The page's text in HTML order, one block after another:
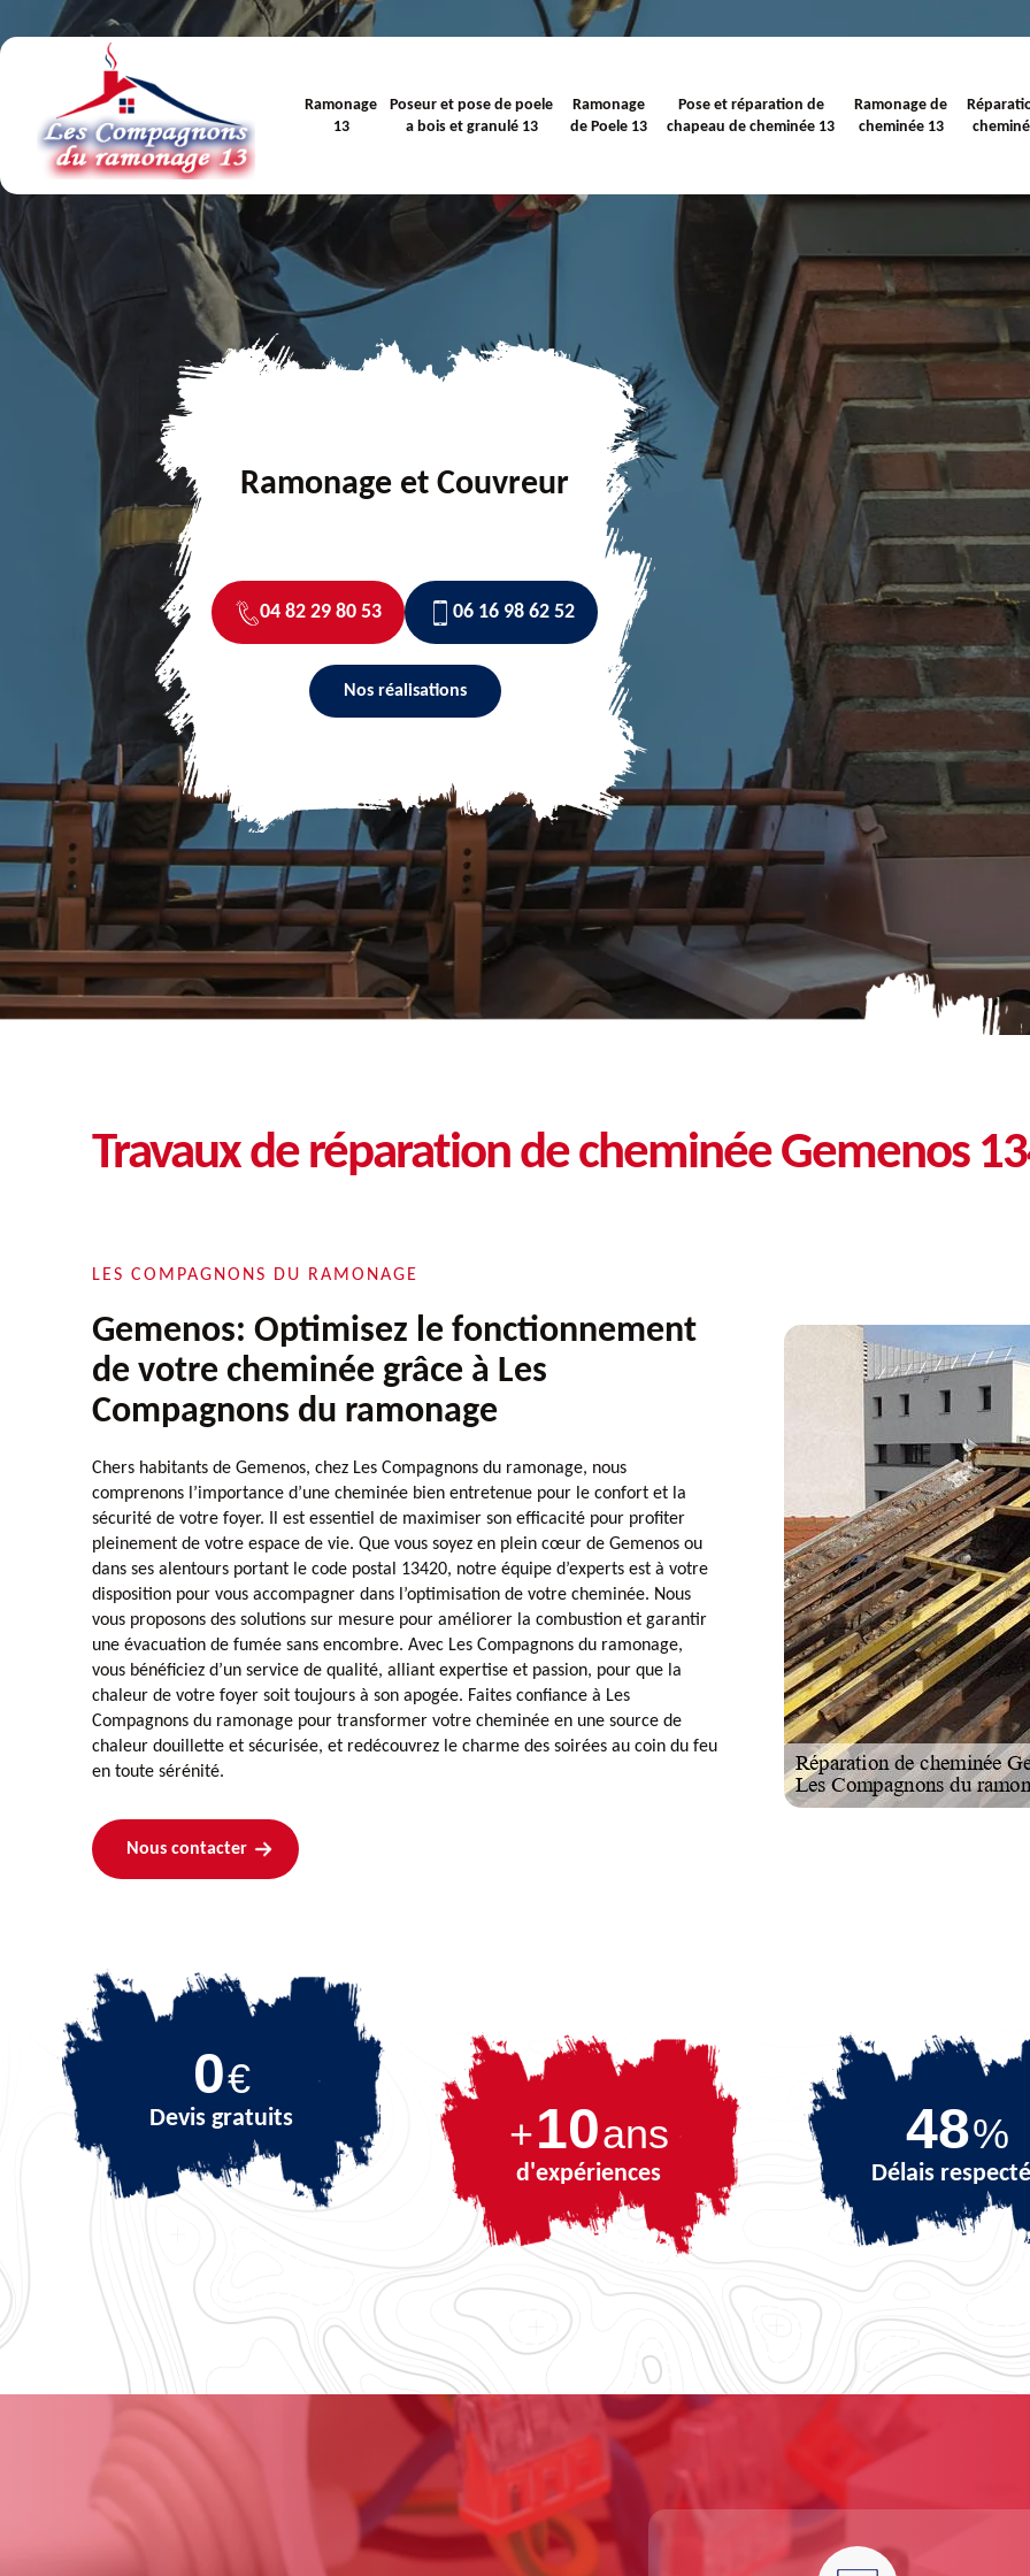
Ramonage
13
Poseur et pose de poele
a bois et granulé 13
Ramonage
de Poele 13
Pose et réparation de
chapeau de cheminée 13
Ramonage de
cheminée 13
Ramonage et Couvreur
04 82 29 80 53 06 16 98 62 52
Nos réalisations
Travaux de réparation de cheminée Gemenos
LES COMPAGNONS DU RAMONAGE
Gemenos: Optimisez le fonctionnement
de votre cheminée grâce à Les
Compagnons du ramonage
Chers habitants de Gemenos, chez Les Compagnons du ramonage, nous
comprenons l’importance d’une cheminée bien entretenue pour le confort et la
sécurité de votre foyer. Il est essentiel de maximiser son efficacité pour profiter
pleinement de votre espace de vie. Que vous soyez en plein cœur de Gemenos ou
dans ses alentours portant le code postal 13420, notre équipe d’experts est à votre
disposition pour vous accompagner dans l’optimisation de votre cheminée. Nous
vous proposons des solutions sur mesure pour améliorer la combustion et garantir
une évacuation de fumée sans encombre. Avec Les Compagnons du ramonage,
vous bénéficiez d’un service de qualité, alliant expertise et passion, pour que la
chaleur de votre foyer soit toujours à son apogée. Faites confiance à Les
Compagnons du ramonage pour transformer votre cheminée en une source de
chaleur douillette et sécurisée, et redécouvrez le charme des soirées au coin du feu
en toute sérénité.
Nous contacter
0€
Devis gratuits +10ans
d'expériences
67%
Délais